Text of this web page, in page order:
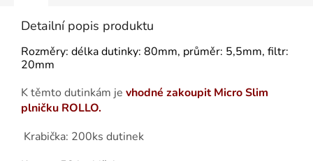
Detailní popis produktu
Rozměry: délka dutinky: 80mm, průměr: 5,5mm, filtr:
20mm
K těmto dutinkám je vhodné zakoupit Micro Slim
plničku ROLLO.
Krabička: 200ks dutinek